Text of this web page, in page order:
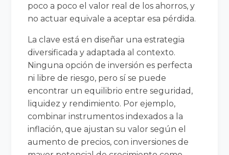
poco a poco el valor real de los ahorros, y
no actuar equivale a aceptar esa pérdida.
La clave está en diseñar una estrategia
diversificada y adaptada al contexto.
Ninguna opción de inversión es perfecta
ni libre de riesgo, pero sí se puede
encontrar un equilibrio entre seguridad,
liquidez y rendimiento. Por ejemplo,
combinar instrumentos indexados a la
inflación, que ajustan su valor según el
aumento de precios, con inversiones de